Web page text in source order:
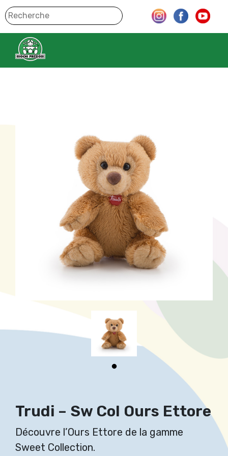
Trudi – Sw Col Ours Ettore
Découvre l’Ours Ettore de la gamme
Sweet Collection.